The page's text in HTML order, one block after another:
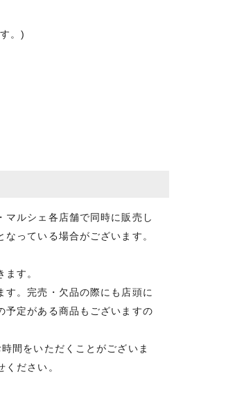
。)
マルシェ各店舗で同時に販売し
っている場合がございます。
す。
す。完売・欠品の際にも店頭に
予定がある商品もございますの
間をいただくことがございま
ださい。